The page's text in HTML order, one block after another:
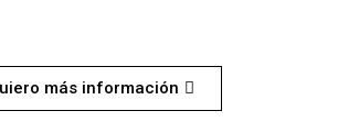
más información